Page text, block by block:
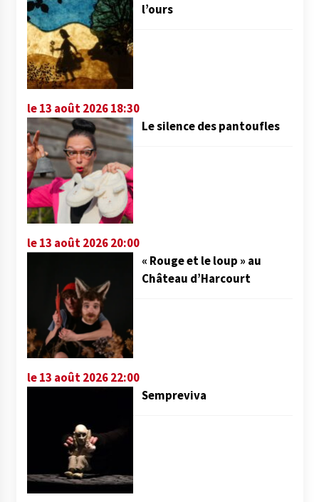
l’ours
le 13 août 2026 18:30
Le silence des pantoufles
le 13 août 2026 20:00
« Rouge et le loup » au
Château d’Harcourt
le 13 août 2026 22:00
Sempreviva